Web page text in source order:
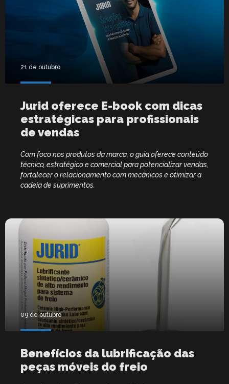
21 de outubro
Jurid oferece E-book com dicas
estratégicas para profissionais
de vendas
Com foco nos produtos da marca, o guia oferece conteúdo
técnico, estratégico e comercial para potencializar vendas,
fortalecer o relacionamento com mecânicos e otimizar a
cadeia de suprimentos.
09 de outubro
Benefícios da lubrificação das
peças móveis do freio